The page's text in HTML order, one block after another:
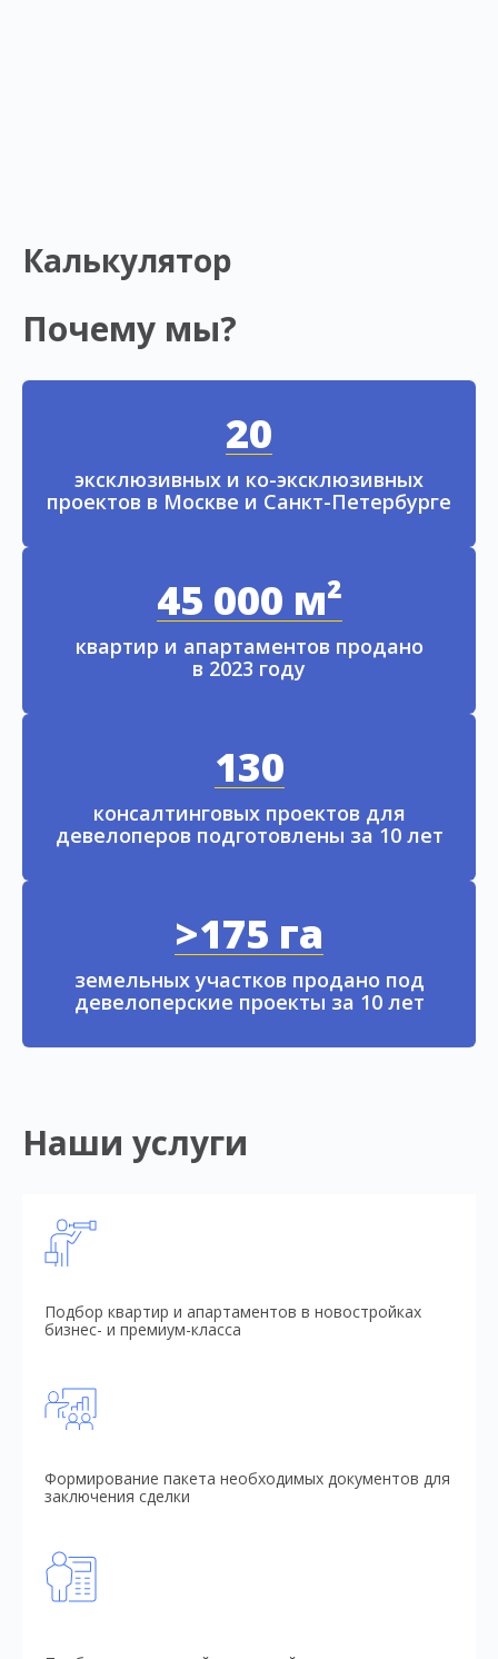
Калькулятор
Почему мы?
20
эксклюзивных и ко-эксклюзивных
проектов в Москве и Санкт-Петербурге
45 000 м²
квартир и апартаментов продано
в 2023 году
130
консалтинговых проектов для
девелоперов подготовлены за 10 лет
>175 га
земельных участков продано под
девелоперские проекты за 10 лет
Наши услуги
Подбор квартир и апартаментов в новостройках
бизнес- и премиум-класса
Формирование пакета необходимых документов для
заключения сделки